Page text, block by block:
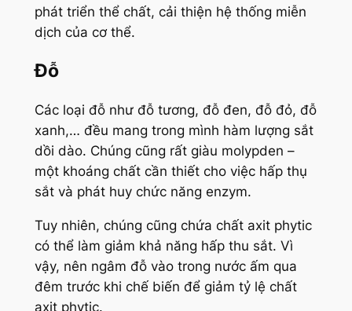
phát triển thể chất, cải thiện hệ thống miễn
dịch của cơ thể.
Đỗ
Các loại đỗ như đỗ tương, đỗ đen, đỗ đỏ, đỗ
xanh,… đều mang trong mình hàm lượng sắt
dồi dào. Chúng cũng rất giàu molypden –
một khoáng chất cần thiết cho việc hấp thụ
sắt và phát huy chức năng enzym.
Tuy nhiên, chúng cũng chứa chất axit phytic
có thể làm giảm khả năng hấp thu sắt. Vì
vậy, nên ngâm đỗ vào trong nước ấm qua
đêm trước khi chế biến để giảm tỷ lệ chất
axit phytic.